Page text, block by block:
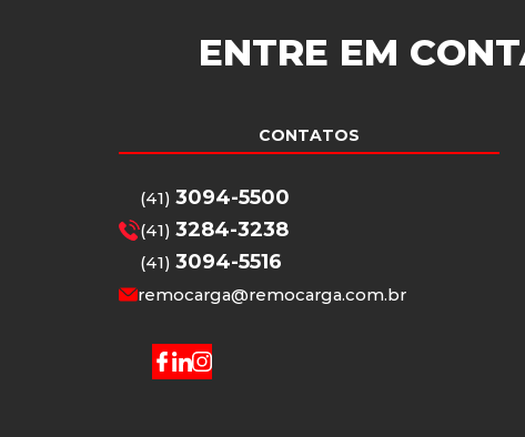
ENTRE EM
CONTATOS
(41) 3094-5500
(41) 3284-3238
(41) 3094-5516
remocarga@remocarga.com.br